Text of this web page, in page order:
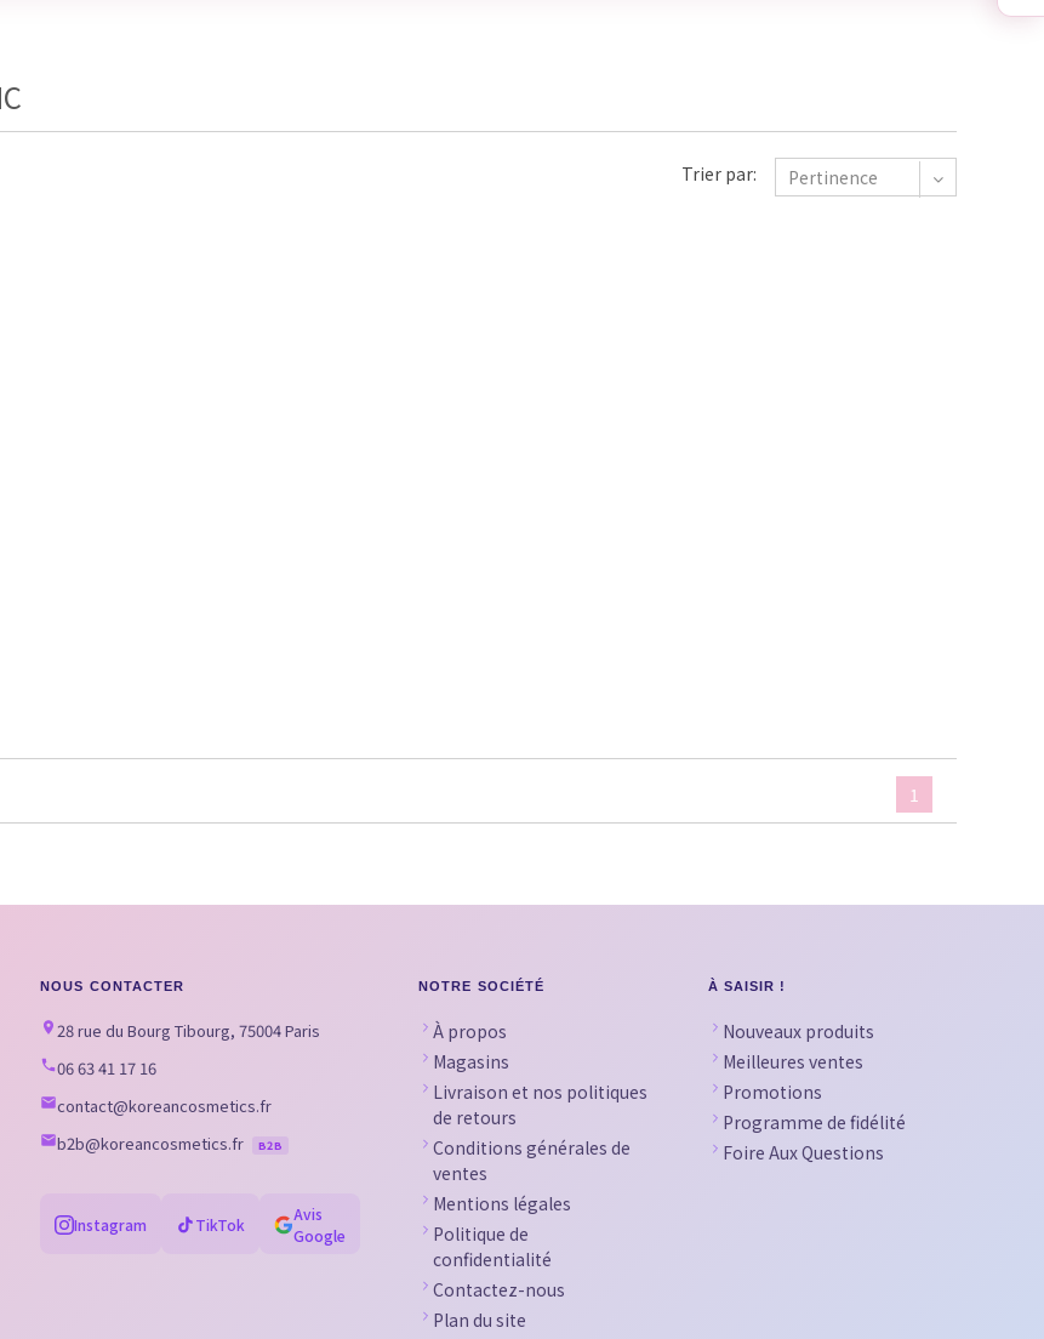
Trier par: Pertinence
1
NOUS CONTACTER
28 rue du Bourg Tibourg, 75004 Paris
06 63 41 17 16
contact@koreancosmetics.fr
b2b@koreancosmetics.fr
B2B
Instagram TikTok
Avis
Google
NOTRE SOCIÉTÉ
À propos
Magasins
Livraison et nos politiques
de retours
Conditions générales de
ventes
Mentions légales
Politique de
confidentialité
Contactez-nous
Plan du site
À SAISIR !
Nouveaux produits
Meilleures ventes
Promotions
Programme de fidélité
Foire Aux Questions